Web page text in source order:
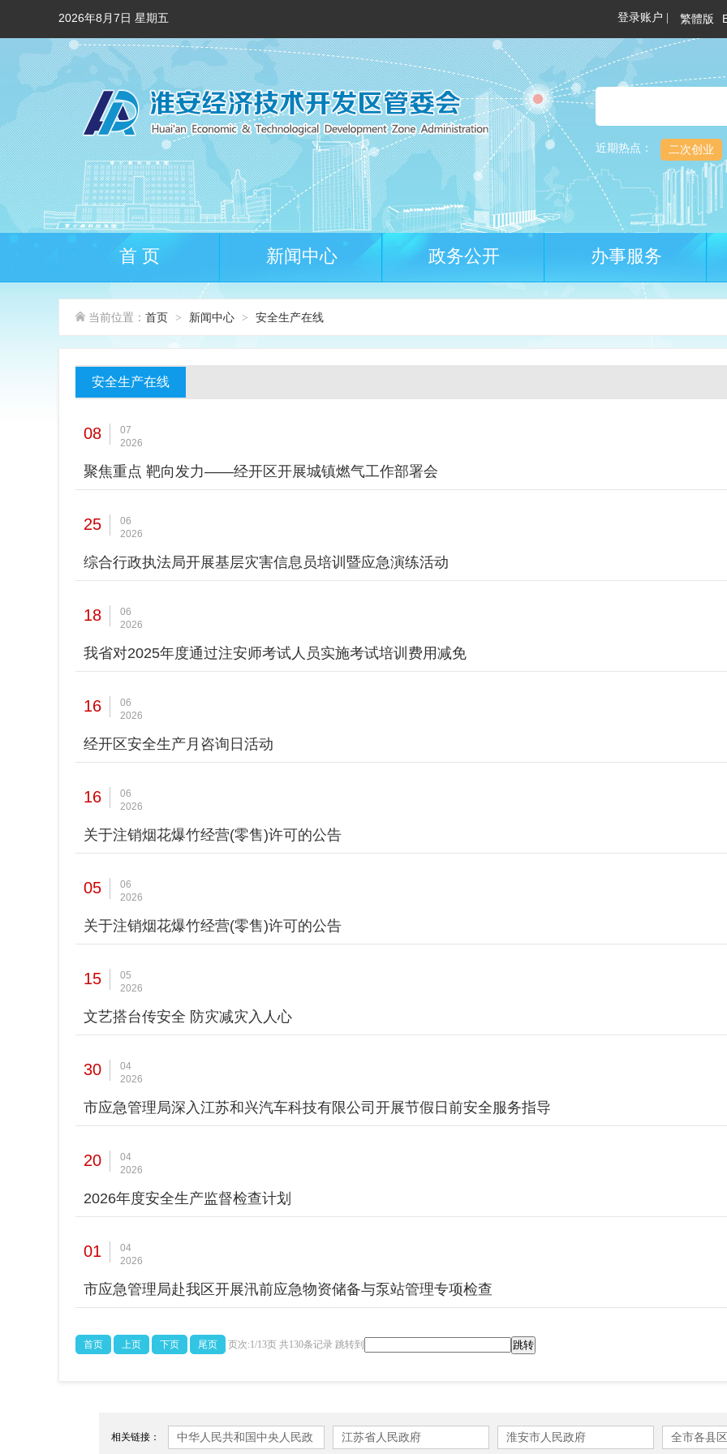
2026年8月7日 星期五 繁體版
近期热点： 二次创业
首 页 新闻中心 政务公开 办事服务
当前位置： 首页 > 新闻中心 > 安全生产在线
安全生产在线
08
07
2026
聚焦重点 靶向发力——经开区开展城镇燃气工作部署会
25
06
2026
综合行政执法局开展基层灾害信息员培训暨应急演练活动
18
06
2026
我省对2025年度通过注安师考试人员实施考试培训费用减免
16
06
2026
经开区安全生产月咨询日活动
16
06
2026
关于注销烟花爆竹经营(零售)许可的公告
05
06
2026
关于注销烟花爆竹经营(零售)许可的公告
15
05
2026
文艺搭台传安全 防灾减灾入人心
30
04
2026
市应急管理局深入江苏和兴汽车科技有限公司开展节假日前安全服务指导
20
04
2026
2026年度安全生产监督检查计划
01
04
2026
市应急管理局赴我区开展汛前应急物资储备与泵站管理专项检查
首页 上页 下页 尾页 页次:1/13页 共130条记录 跳转到
相关链接：
中华人民共和国中央人民政
江苏省人民政府 淮安市人民政府 全市各县区